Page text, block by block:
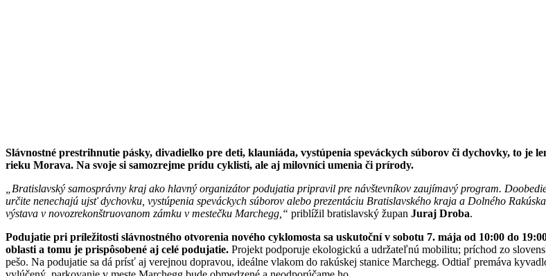
Slávnostné prestrihnutie pásky, divadielko pre deti, klauniáda, vystúpenia speváckych súborov či dychovky, to je
rieku Morava. Na svoje si samozrejme prídu cyklisti, ale aj milovníci umenia či prírody.
„Bratislavský samosprávny kraj ako hlavný organizátor podujatia pripravil pre návštevníkov zaujímavý program.
určite nenechajú ujsť dychovku, vystúpenia speváckych súborov alebo prezentáciu Bratislavského kraja a Dolného
výstava v novozrekonštruovanom zámku v mestečku Marchegg,“ priblížil bratislavský župan Juraj Droba.
Podujatie pri príležitosti slávnostného otvorenia nového cyklomosta sa uskutoční v sobotu 7. mája od 10:00 do
oblasti a tomu je prispôsobené aj celé podujatie. Projekt podporuje ekologickú a udržateľnú mobilitu; príchod zo
pešo. Na podujatie sa dá prísť aj verejnou dopravou, ideálne vlakom do rakúskej stanice Marchegg. Odtiaľ premáva